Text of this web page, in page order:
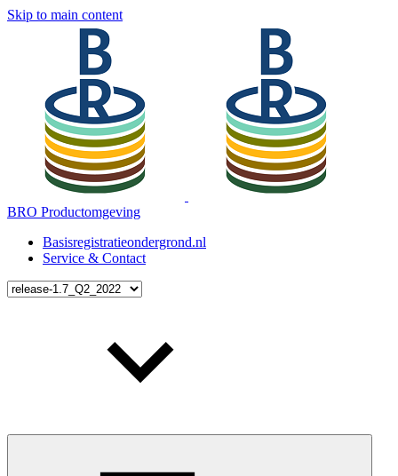
Skip to main content
BRO Productomgeving
Basisregistratieondergrond.nl
Service & Contact